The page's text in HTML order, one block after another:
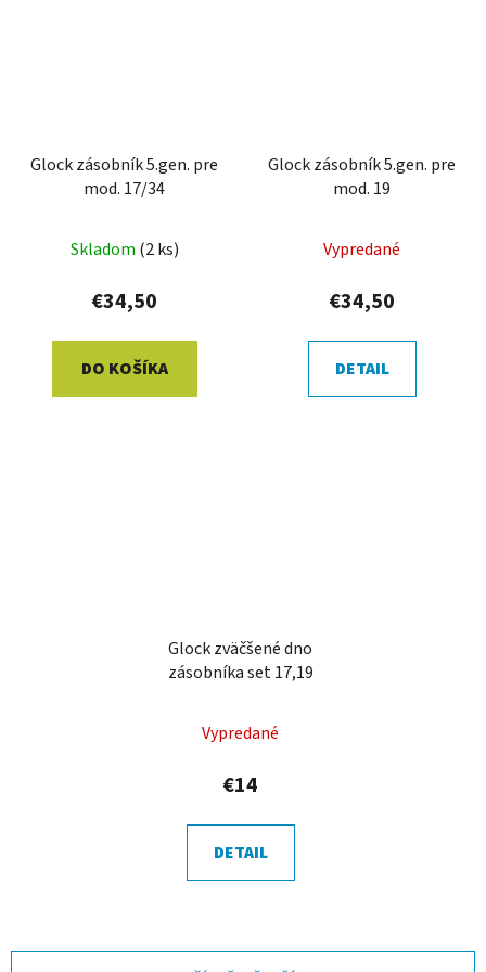
Glock zásobník 5.gen. pre
mod. 17/34
Skladom (2 ks)
€34,50
DO KOŠÍKA
Glock zásobník 5.gen. pre
mod. 19
Vypredané
€34,50
DETAIL
Glock zväčšené dno
zásobníka set 17,19
Vypredané
€14
DETAIL